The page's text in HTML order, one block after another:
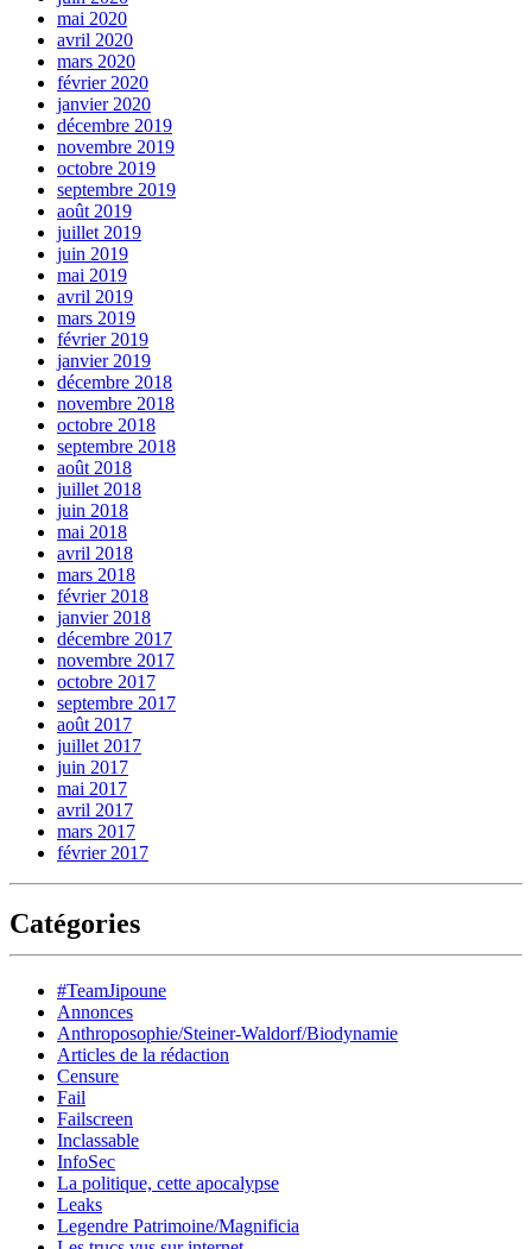
mai 2020
avril 2020
mars 2020
février 2020
janvier 2020
décembre 2019
novembre 2019
octobre 2019
septembre 2019
août 2019
juillet 2019
juin 2019
mai 2019
avril 2019
mars 2019
février 2019
janvier 2019
décembre 2018
novembre 2018
octobre 2018
septembre 2018
août 2018
juillet 2018
juin 2018
mai 2018
avril 2018
mars 2018
février 2018
janvier 2018
décembre 2017
novembre 2017
octobre 2017
septembre 2017
août 2017
juillet 2017
juin 2017
mai 2017
avril 2017
mars 2017
février 2017
Catégories
#TeamJipoune
Annonces
Anthroposophie/Steiner-Waldorf/Biodynamie
Articles de la rédaction
Censure
Fail
Failscreen
Inclassable
InfoSec
La politique, cette apocalypse
Leaks
Legendre Patrimoine/Magnificia